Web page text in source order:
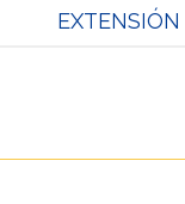
y Farmacéuticas
EXTENSIÓN